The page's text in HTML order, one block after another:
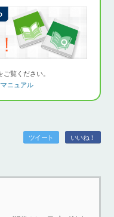
覧ください。
ニュアル
ツイート いいね！